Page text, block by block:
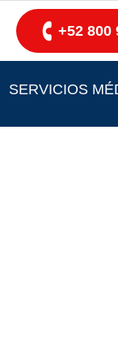
+52 800
SERVICIOS